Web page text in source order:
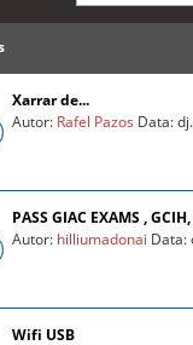
Xarrar de...
Autor: Rafel Pazos Data:
PASS GIAC EXAMS ,
Autor: hilliumadonai Data:
Wifi USB